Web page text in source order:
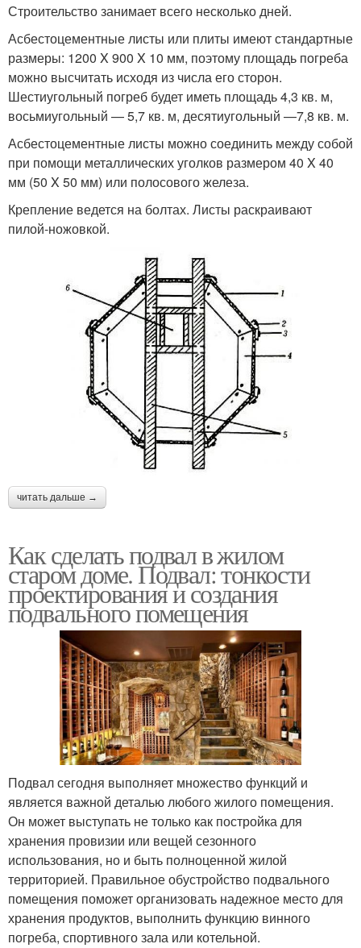
Строительство занимает всего несколько дней.
Асбестоцементные листы или плиты имеют стандартные
размеры: 1200 X 900 X 10 мм, поэтому площадь погреба
можно высчитать исходя из числа его сторон.
Шестиугольный погреб будет иметь площадь 4,3 кв. м,
восьмиугольный — 5,7 кв. м, десятиугольный —7,8 кв. м.
Асбестоцементные листы можно соединить между собой
при помощи металлических уголков размером 40 X 40
мм (50 X 50 мм) или полосового железа.
Крепление ведется на болтах. Листы раскраивают
пилой-ножовкой.
читать дальше →
Как сделать подвал в жилом
старом доме. Подвал: тонкости
проектирования и создания
подвального помещения
Подвал сегодня выполняет множество функций и
является важной деталью любого жилого помещения.
Он может выступать не только как постройка для
хранения провизии или вещей сезонного
использования, но и быть полноценной жилой
территорией. Правильное обустройство подвального
помещения поможет организовать надежное место для
хранения продуктов, выполнить функцию винного
погреба, спортивного зала или котельной.